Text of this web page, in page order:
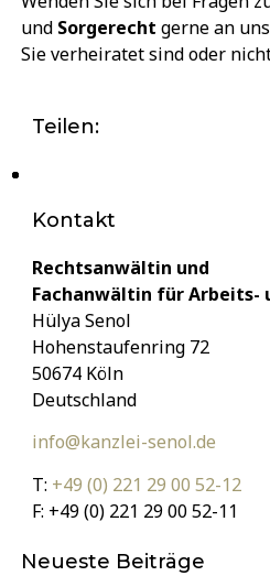
und Sorgerecht gerne an
Sie verheiratet sind oder
Teilen:
Kontakt
Rechtsanwältin und
Fachanwältin für Arbeits-
Hülya Senol
Hohenstaufenring 72
50674 Köln
Deutschland
info@kanzlei-senol.de
T: +49 (0) 221 29 00 52-12
F: +49 (0) 221 29 00 52-11
Neueste Beiträge